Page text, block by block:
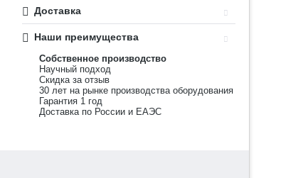
Доставка
Наши преимущества
Собственное производство
Научный подход
Скидка за отзыв
30 лет на рынке производства оборудования
Гарантия 1 год
Доставка по России и ЕАЭС